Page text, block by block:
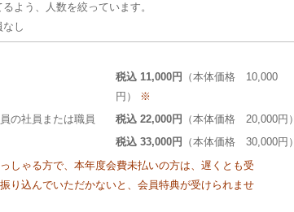
よう、人数を絞っています。
し
税込 11,000円
（本体価格 10,000
円）
※
の社員または職員
税込 22,000円
（本体価格 20,000円）
税込 33,000円
（本体価格 30,000円）
しゃる方で、本年度会費未払いの方は、遅くとも受
り込んでいただかないと、会員特典が受けられませ